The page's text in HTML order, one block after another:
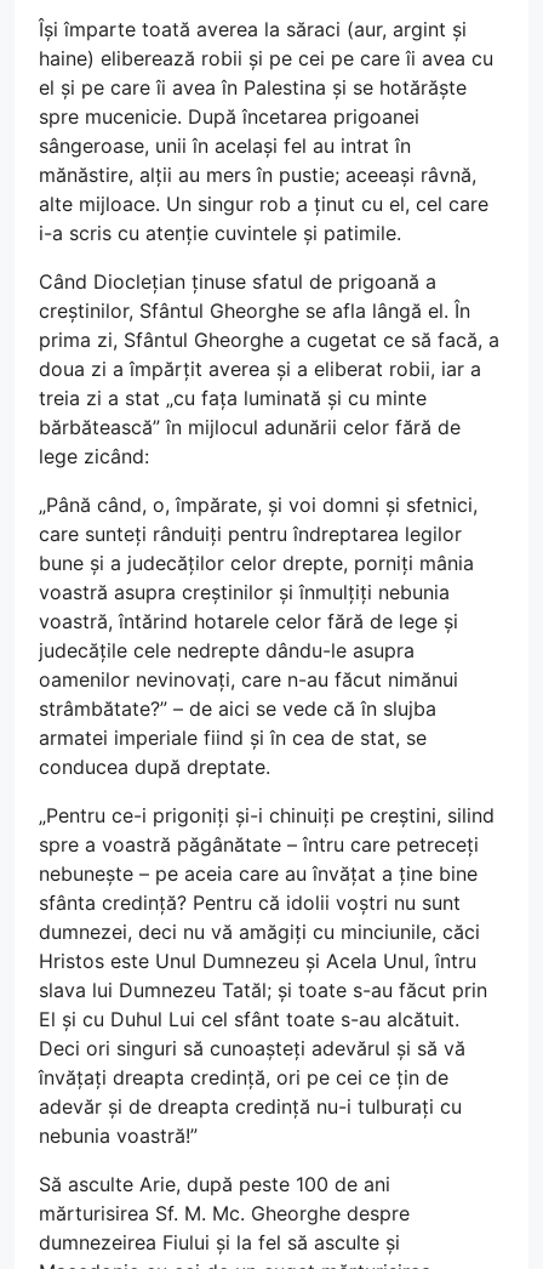
Își împarte toată averea la săraci (aur, argint și
haine) eliberează robii și pe cei pe care îi avea cu
el și pe care îi avea în Palestina și se hotărăște
spre mucenicie. După încetarea prigoanei
sângeroase, unii în același fel au intrat în
mănăstire, alții au mers în pustie; aceeași râvnă,
alte mijloace. Un singur rob a ținut cu el, cel care
i-a scris cu atenție cuvintele și patimile.
Când Dioclețian ținuse sfatul de prigoană a
creștinilor, Sfântul Gheorghe se afla lângă el. În
prima zi, Sfântul Gheorghe a cugetat ce să facă, a
doua zi a împărțit averea și a eliberat robii, iar a
treia zi a stat „cu fața luminată și cu minte
bărbătească” în mijlocul adunării celor fără de
lege zicând:
„Până când, o, împărate, și voi domni și sfetnici,
care sunteți rânduiți pentru îndreptarea legilor
bune și a judecăților celor drepte, porniți mânia
voastră asupra creștinilor și înmulțiți nebunia
voastră, întărind hotarele celor fără de lege și
judecățile cele nedrepte dându-le asupra
oamenilor nevinovați, care n-au făcut nimănui
strâmbătate?” – de aici se vede că în slujba
armatei imperiale fiind și în cea de stat, se
conducea după dreptate.
„Pentru ce-i prigoniți și-i chinuiți pe creștini, silind
spre a voastră păgânătate – întru care petreceți
nebunește – pe aceia care au învățat a ține bine
sfânta credință? Pentru că idolii voștri nu sunt
dumnezei, deci nu vă amăgiți cu minciunile, căci
Hristos este Unul Dumnezeu și Acela Unul, întru
slava lui Dumnezeu Tatăl; și toate s-au făcut prin
El și cu Duhul Lui cel sfânt toate s-au alcătuit.
Deci ori singuri să cunoașteți adevărul și să vă
învățați dreapta credință, ori pe cei ce țin de
adevăr și de dreapta credință nu-i tulburați cu
nebunia voastră!”
Să asculte Arie, după peste 100 de ani
mărturisirea Sf. M. Mc. Gheorghe despre
dumnezeirea Fiului și la fel să asculte și